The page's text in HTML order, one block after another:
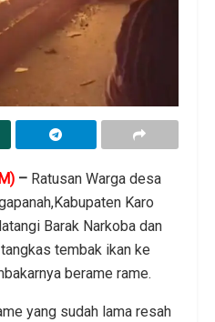
– Ratusan Warga desa
Karo
Barak Narkoba dan
tembak ikan ke
berame rame.
yang sudah lama resah